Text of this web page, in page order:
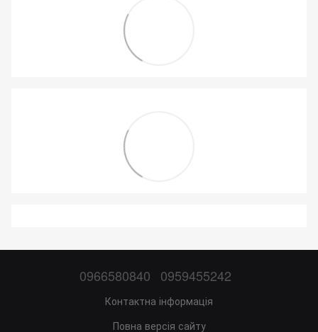
0966580840 0959455242
Контактна інформація
Повна версія сайту